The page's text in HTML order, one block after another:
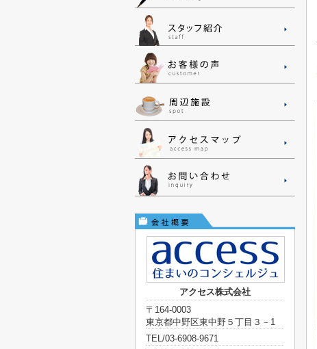
アクセス株式会社
〒164-0003
東京都中野区東中野５丁目３－1
TEL/03-6908-9671